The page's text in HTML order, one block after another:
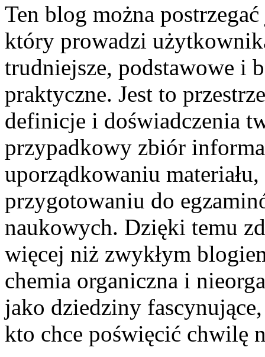
Ten blog można
który prowadzi
trudniejsze, podstawowe i
praktyczne. Jest to
definicje i doświadczenia
przypadkowy zbiór
uporządkowaniu
przygotowaniu do
naukowych. Dzięki temu
więcej niż zwykłym
chemia organiczna i
jako dziedziny
kto chce poświęcić chwilę